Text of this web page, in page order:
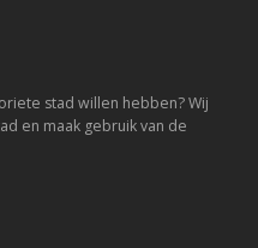
stad willen hebben? Wij
en maak gebruik van de